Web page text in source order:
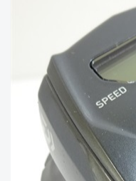
イシグロ
イシグロ
イシグロ
イシグロ
イシグロ
イシグロ豊
イシグロ